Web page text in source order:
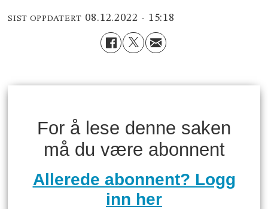
SIST OPPDATERT 08.12.2022 - 15:18
For å lese denne saken
må du være abonnent
Allerede abonnent? Logg
inn her